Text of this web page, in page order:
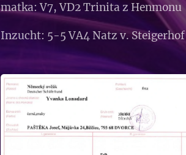
matka: V7, VD2 Trinita z Henmonu
Inzucht: 5-5 VA4 Natz v. Steigerhof